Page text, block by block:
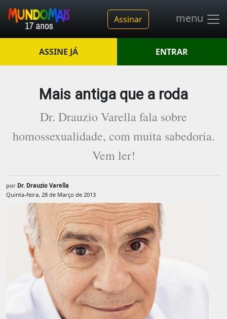
Assinar menu
ASSINE JÁ ENTRAR
Mais antiga que a roda
Dr. Drauzio Varella fala sobre
homossexualidade, com muita sabedoria.
Vem ler!
por Dr. Drauzio Varella
Quinta-feira, 28 de Março de 2013